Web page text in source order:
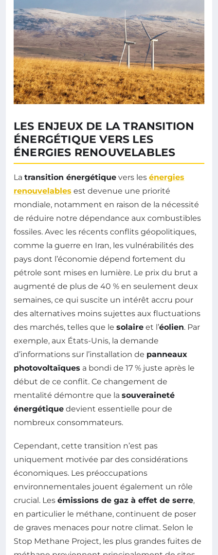
LES ENJEUX DE LA TRANSITION
ÉNERGÉTIQUE VERS LES
ÉNERGIES RENOUVELABLES
La transition énergétique vers les énergies
renouvelables est devenue une priorité
mondiale, notamment en raison de la nécessité
de réduire notre dépendance aux combustibles
fossiles. Avec les récents conflits géopolitiques,
comme la guerre en Iran, les vulnérabilités des
pays dont l’économie dépend fortement du
pétrole sont mises en lumière. Le prix du brut a
augmenté de plus de 40 % en seulement deux
semaines, ce qui suscite un intérêt accru pour
des alternatives moins sujettes aux fluctuations
des marchés, telles que le solaire et l’éolien. Par
exemple, aux États-Unis, la demande
d’informations sur l’installation de panneaux
photovoltaïques a bondi de 17 % juste après le
début de ce conflit. Ce changement de
mentalité démontre que la souveraineté
énergétique devient essentielle pour de
nombreux consommateurs.
Cependant, cette transition n’est pas
uniquement motivée par des considérations
économiques. Les préoccupations
environnementales jouent également un rôle
crucial. Les émissions de gaz à effet de serre,
en particulier le méthane, continuent de poser
de graves menaces pour notre climat. Selon le
Stop Methane Project, les plus grandes fuites de